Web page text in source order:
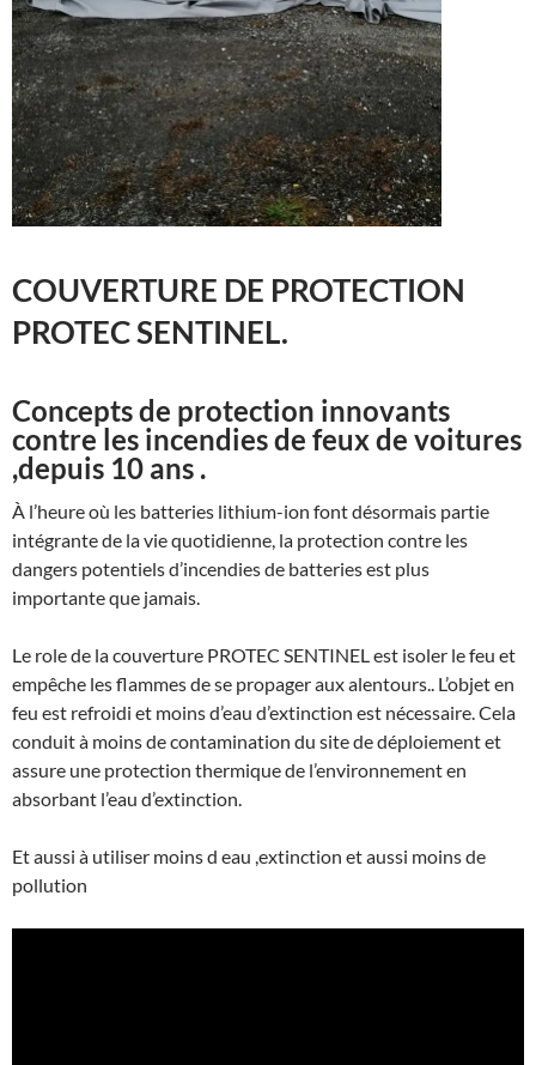
COUVERTURE DE PROTECTION
PROTEC SENTINEL.
Concepts de protection innovants
contre les incendies de feux de voitures
,depuis 10 ans .
À l’heure où les batteries lithium-ion font désormais partie
intégrante de la vie quotidienne, la protection contre les
dangers potentiels d’incendies de batteries est plus
importante que jamais.
Le role de la couverture PROTEC SENTINEL est isoler le feu et
empêche les flammes de se propager aux alentours.. L’objet en
feu est refroidi et moins d’eau d’extinction est nécessaire. Cela
conduit à moins de contamination du site de déploiement et
assure une protection thermique de l’environnement en
absorbant l’eau d’extinction.
Et aussi à utiliser moins d eau ,extinction et aussi moins de
pollution